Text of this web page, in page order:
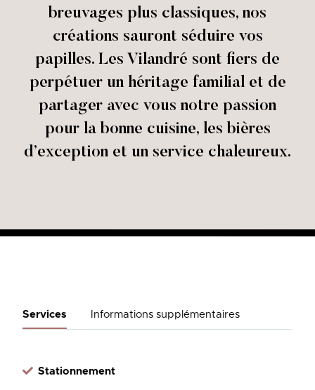
breuvages plus classiques, nos
créations sauront séduire vos
papilles. Les Vilandré sont fiers de
perpétuer un héritage familial et de
partager avec vous notre passion
pour la bonne cuisine, les bières
d’exception et un service chaleureux.
Services Informations supplémentaires
Stationnement